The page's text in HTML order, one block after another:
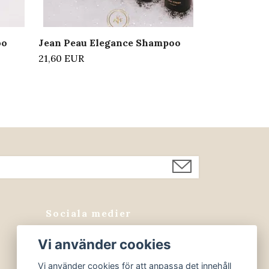
Jean Peau Elegance Shampoo
21,60 EUR
Sociala medier
Facebook
Vi använder cookies
Vi använder cookies för att anpassa det innehåll